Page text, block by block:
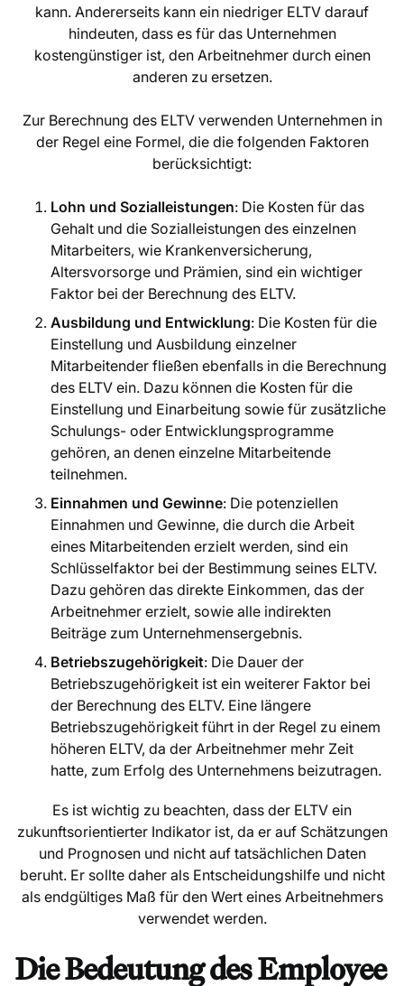
kann. Andererseits kann ein niedriger ELTV darauf
hindeuten, dass es für das Unternehmen
kostengünstiger ist, den Arbeitnehmer durch einen
anderen zu ersetzen.
Zur Berechnung des ELTV verwenden Unternehmen in
der Regel eine Formel, die die folgenden Faktoren
berücksichtigt:
Lohn und Sozialleistungen: Die Kosten für das
Gehalt und die Sozialleistungen des einzelnen
Mitarbeiters, wie Krankenversicherung,
Altersvorsorge und Prämien, sind ein wichtiger
Faktor bei der Berechnung des ELTV.
Ausbildung und Entwicklung: Die Kosten für die
Einstellung und Ausbildung einzelner
Mitarbeitender fließen ebenfalls in die Berechnung
des ELTV ein. Dazu können die Kosten für die
Einstellung und Einarbeitung sowie für zusätzliche
Schulungs- oder Entwicklungsprogramme
gehören, an denen einzelne Mitarbeitende
teilnehmen.
Einnahmen und Gewinne: Die potenziellen
Einnahmen und Gewinne, die durch die Arbeit
eines Mitarbeitenden erzielt werden, sind ein
Schlüsselfaktor bei der Bestimmung seines ELTV.
Dazu gehören das direkte Einkommen, das der
Arbeitnehmer erzielt, sowie alle indirekten
Beiträge zum Unternehmensergebnis.
Betriebszugehörigkeit: Die Dauer der
Betriebszugehörigkeit ist ein weiterer Faktor bei
der Berechnung des ELTV. Eine längere
Betriebszugehörigkeit führt in der Regel zu einem
höheren ELTV, da der Arbeitnehmer mehr Zeit
hatte, zum Erfolg des Unternehmens beizutragen.
Es ist wichtig zu beachten, dass der ELTV ein
zukunftsorientierter Indikator ist, da er auf Schätzungen
und Prognosen und nicht auf tatsächlichen Daten
beruht. Er sollte daher als Entscheidungshilfe und nicht
als endgültiges Maß für den Wert eines Arbeitnehmers
verwendet werden.
Die Bedeutung des Employee